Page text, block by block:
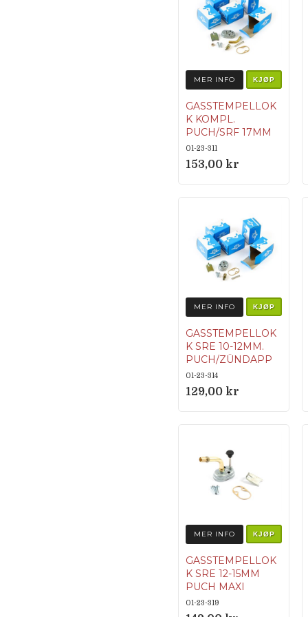
MER INFO KJØP
GASSTEMPELLOK
K KOMPL.
PUCH/SRF 17MM
01-23-311
153,00 kr
MER INFO KJØP
GASSTEMPELLOK
K SRE 10-12MM.
PUCH/ZÜNDAPP
01-23-314
129,00 kr
MER INFO KJØP
GASSTEMPELLOK
K SRE 12-15MM
PUCH MAXI
01-23-319